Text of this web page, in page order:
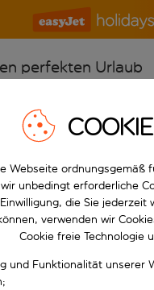
perfekten Urlaub
wählen
Eingabe für die
wählen
und Rückflugdatum aus.
wählen
Webseite ordnungsgemäß
wir unbedingt erforderliche
die Sie jederzeit
verwenden wir
Cookie freie Technologie
und Funktionalität unserer